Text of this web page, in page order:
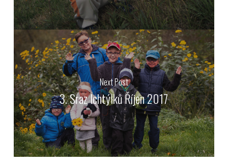
Next Post
3. Sraz Ichtýlků Říjen 2017